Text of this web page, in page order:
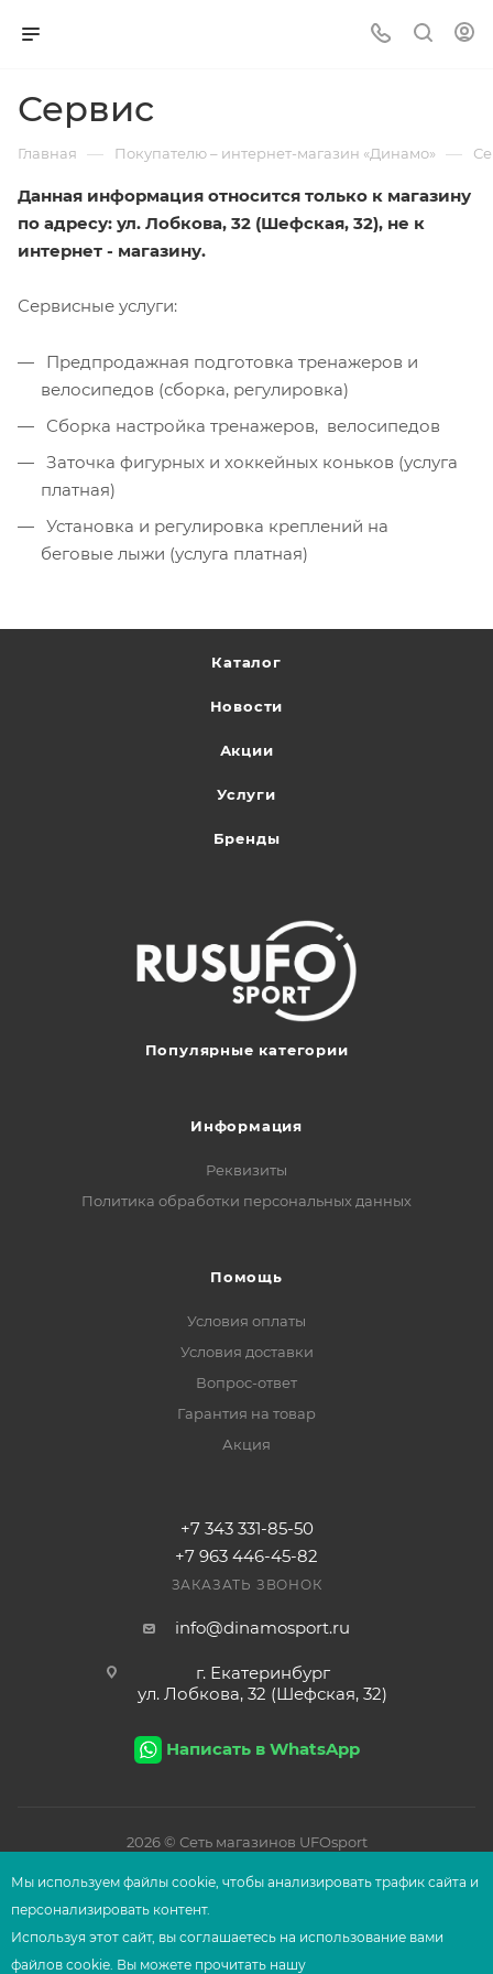
Сервис
Главная — Покупателю – интернет-магазин «Динамо» —
Данная информация относится только к магазину
по адресу: ул. Лобкова, 32 (Шефская, 32), не к
интернет - магазину.
Сервисные услуги:
Предпродажная подготовка тренажеров и
велосипедов (сборка, регулировка)
Сборка настройка тренажеров, велосипедов
Заточка фигурных и хоккейных коньков (услуга
платная)
Установка и регулировка креплений на
беговые лыжи (услуга платная)
Каталог
Новости
Акции
Услуги
Бренды
Популярные категории
Информация
Реквизиты
Политика обработки персональных данных
Помощь
Условия оплаты
Условия доставки
Вопрос-ответ
Гарантия на товар
Акция
+7 343 331-85-50
+7 963 446-45-82
ЗАКАЗАТЬ ЗВОНОК
info@dinamosport.ru
г. Екатеринбург
ул. Лобкова, 32 (Шефская, 32)
Написать в WhatsApp
2026© Сеть магазинов UFOsport
Мы используем файлы сооkіе, чтобы анализировать трафик сайта и
персонализировать контент.
Используя этот сайт, вы соглашаетесь на использование вами
файлов сооkіе. Вы можете прочитать нашу